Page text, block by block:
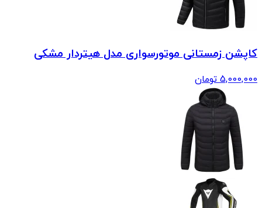
کاپشن زمستانی موتورسواری مدل هیتردار مشکی
5,000,000 تومان